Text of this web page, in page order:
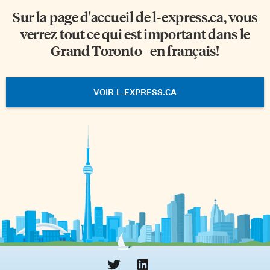
Sur la page d'accueil del-express.ca, vous
verrez tout ce qui est important dans le
Grand Toronto - en français!
VOIR L-EXPRESS.CA